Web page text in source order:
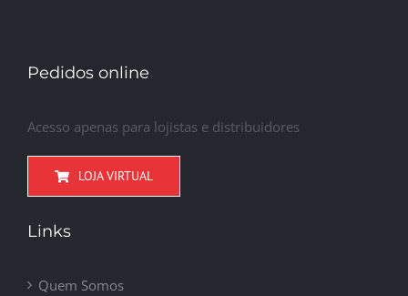
Pedidos online
Acesso apenas para lojistas e distribuidores
LOJA VIRTUAL
Links
Quem Somos